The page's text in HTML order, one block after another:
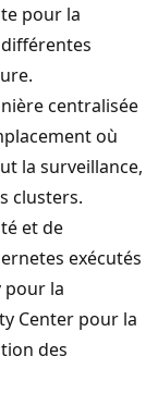
pour la
centralisée
où
la surveillance,
clusters.
et de
exécutés
pour la
Center pour la
des